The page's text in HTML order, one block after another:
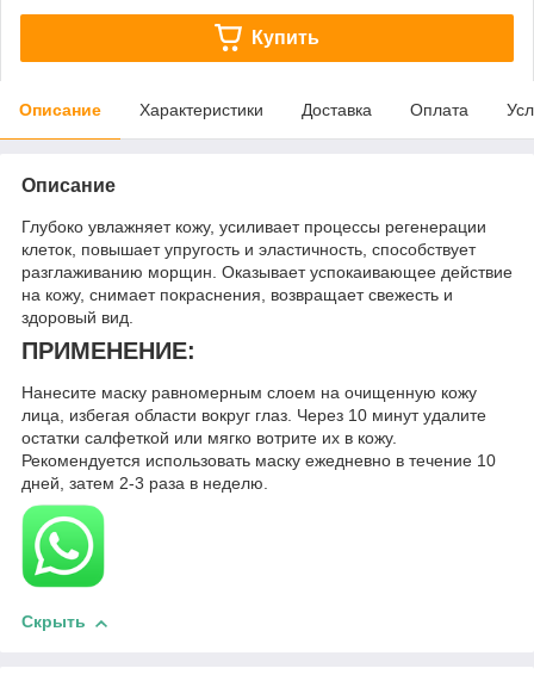
Купить
Описание Характеристики Доставка Оплата
Описание
Глубоко увлажняет кожу, усиливает процессы регенерации
клеток, повышает упругость и эластичность, способствует
разглаживанию морщин. Оказывает успокаивающее действие
на кожу, снимает покраснения, возвращает свежесть и
здоровый вид.
ПРИМЕНЕНИЕ:
Нанесите маску равномерным слоем на очищенную кожу
лица, избегая области вокруг глаз. Через 10 минут удалите
остатки салфеткой или мягко вотрите их в кожу.
Рекомендуется использовать маску ежедневно в течение 10
дней, затем 2-3 раза в неделю.
Скрыть